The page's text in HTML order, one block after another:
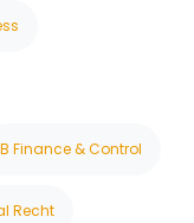
B Finance & Control
Recht